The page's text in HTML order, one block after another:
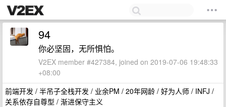
94
你必坚固，无所惧怕。
V2EX member #427384, joined on 2019-07-06 19:48:33
+08:00
前端开发 / 半吊子全栈开发 / 业余PM / 20年网龄 / 好为人师 / INFJ /
关系依存自尊型 / 渐进保守主义